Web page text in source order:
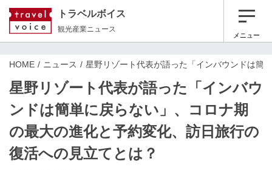
トラベルボイス
観光産業ニュース
メニュー
HOME ニュース 星野リゾート代表が語った「インバウンドは簡
星野リゾート代表が語った「インバウ
ンドは簡単に戻らない」、コロナ期
の最大の進化と予約変化、訪日旅行の
復活への見立てとは？